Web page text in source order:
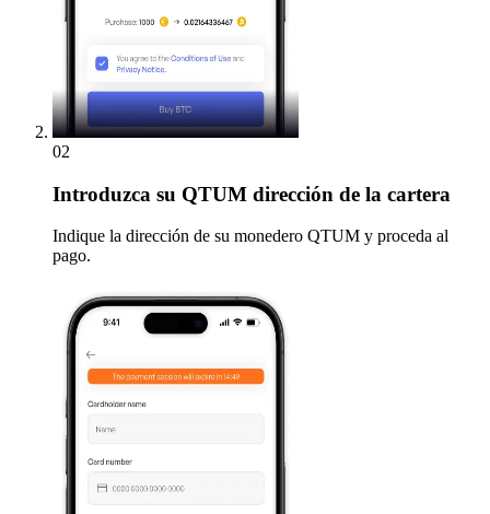
02
Introduzca su QTUM dirección de la cartera
Indique la dirección de su monedero QTUM y proceda al
pago.